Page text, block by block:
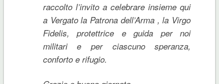
raccolto l’invito a celebrare insieme qui
a Vergato la Patrona dell’Arma , la Virgo
Fidelis, protettrice e guida per noi
militari e per ciascuno speranza,
conforto e rifugio.